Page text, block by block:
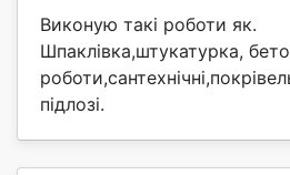
Виконую такі роботи як.
Шпаклівка,штукатурка,
підлозі.